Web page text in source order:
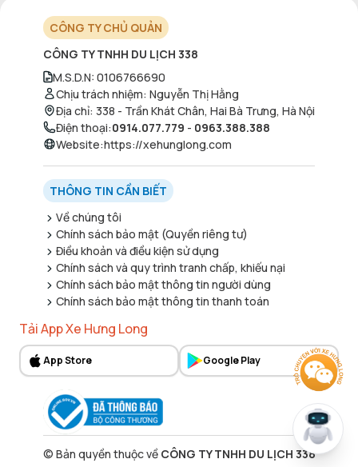
CÔNG TY CHỦ QUẢN
CÔNG TY TNHH DU LỊCH 338
M.S.D.N: 0106766690
Chịu trách nhiệm: Nguyễn Thị Hằng
Địa chỉ: 338 - Trần Khát Chân, Hai Bà Trưng, Hà Nội
Điện thoại:0914.077.779 - 0963.388.388
Website:https://xehunglong.com
THÔNG TIN CẦN BIẾT
Về chúng tôi
Chính sách bảo mật (Quyền riêng tư)
Điều khoản và điều kiện sử dụng
Chính sách và quy trình tranh chấp, khiếu nại
Chính sách bảo mật thông tin người dùng
Chính sách bảo mật thông tin thanh toán
Tải App Xe Hưng Long
App Store Google Play
© Bản quyền thuộc về CÔNG TY TNHH DU LỊCH 338